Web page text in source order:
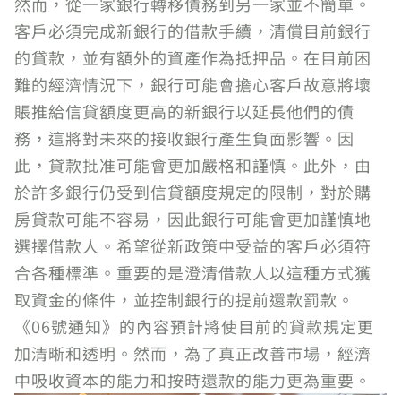
客戶必須完成新銀行的借款手續，清償目前銀行
的貸款，並有額外的資產作為抵押品。在目前困
難的經濟情況下，銀行可能會擔心客戶故意將壞
賬推給信貸額度更高的新銀行以延長他們的債
務，這將對未來的接收銀行產生負面影響。因
此，貸款批准可能會更加嚴格和謹慎。此外，由
於許多銀行仍受到信貸額度規定的限制，對於購
房貸款可能不容易，因此銀行可能會更加謹慎地
選擇借款人。希望從新政策中受益的客戶必須符
合各種標準。重要的是澄清借款人以這種方式獲
取資金的條件，並控制銀行的提前還款罰款。
《06號通知》的內容預計將使目前的貸款規定更
加清晰和透明。然而，為了真正改善市場，經濟
中吸收資本的能力和按時還款的能力更為重要。